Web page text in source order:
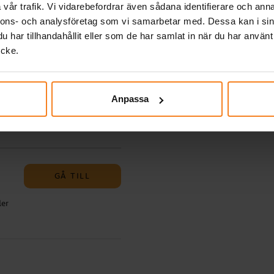
trafik. Vi vidarebefordrar även sådana identifierare och
och analysföretag som vi samarbetar med. Dessa kan i
har tillhandahållit eller som de har samlat in när du har
Anpassa
-
–
-
-
-
-
GÅ TILL
GÅ TILL